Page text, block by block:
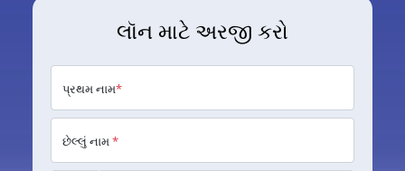
લૉન માટે અરજી કરો
પ્રથમ નામ*
છેલ્લું નામ*